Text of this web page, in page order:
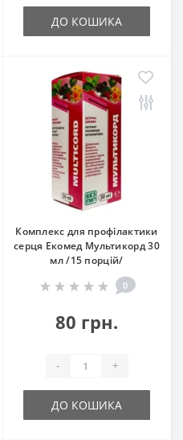
ДО КОШИКА
Комплекс для профілактики
серця Екомед Мультикорд 30
мл /15 порцій/
0
80 грн.
- +
ДО КОШИКА